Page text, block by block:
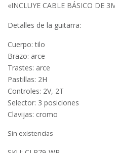
«INCLUYE CABLE BÁSICO DE
Detalles de la guitarra:
Cuerpo: tilo
Brazo: arce
Trastes: arce
Pastillas: 2H
Controles: 2V, 2T
Selector: 3 posiciones
Clavijas: cromo
Sin existencias